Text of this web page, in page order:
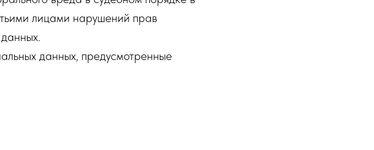
лицами нарушений прав
данных, предусмотренные